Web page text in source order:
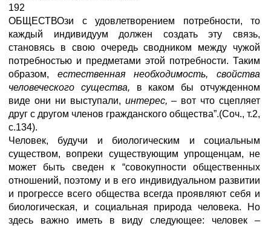
192
ОБЩЕСТВОзи с удовлетворением потребности, то
каждый индивидуум должен создать эту связь,
становясь в свою очередь сводником между чужой
потребностью и предметами этой потребности. Таким
образом, естественная необходимость, свойства
человеческого существа, в каком бы отчужденном
виде они ни выступали, интерес, – вот что сцепляет
друг с другом членов гражданского общества”.(Соч., т.2,
с.134).
Человек, будучи и биологическим и социальным
существом, вопреки существующим упрощенцам, не
может быть сведен к “совокупности общественных
отношений, поэтому и в его индивидуальном развитии
и прогрессе всего общества всегда проявляют себя и
биологическая, и социальная природа человека. Но
здесь важно иметь в виду следующее: человек –